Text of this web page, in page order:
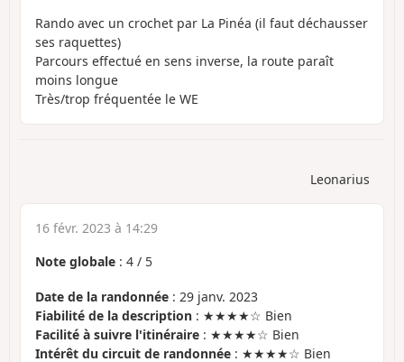
Rando avec un crochet par La Pinéa (il faut déchausser
ses raquettes)
Parcours effectué en sens inverse, la route paraît
moins longue
Très/trop fréquentée le WE
Leonarius
16 févr. 2023 à 14:29
Note globale : 4 / 5
Date de la randonnée : 29 janv. 2023
Fiabilité de la description : ★★★★☆ Bien
Facilité à suivre l'itinéraire : ★★★★☆ Bien
Intérêt du circuit de randonnée : ★★★★☆ Bien